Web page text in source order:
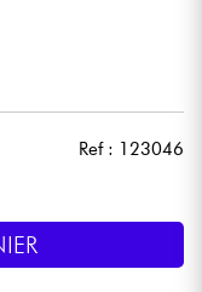
Ref : 123046